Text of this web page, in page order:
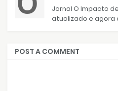
Jornal O Impacto
atualizado e agora
POST A COMMENT